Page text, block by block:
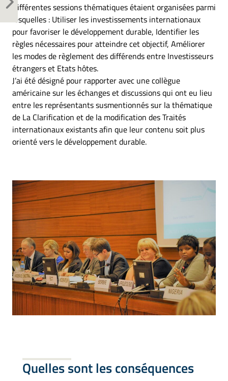
Différentes sessions thématiques étaient organisées parmi
lesquelles : Utiliser les investissements internationaux
pour favoriser le développement durable, Identifier les
règles nécessaires pour atteindre cet objectif, Améliorer
les modes de règlement des différends entre Investisseurs
étrangers et Etats hôtes.
J’ai été désigné pour rapporter avec une collègue
américaine sur les échanges et discussions qui ont eu lieu
entre les représentants susmentionnés sur la thématique
de La Clarification et de la modification des Traités
internationaux existants afin que leur contenu soit plus
orienté vers le développement durable.
Quelles sont les conséquences